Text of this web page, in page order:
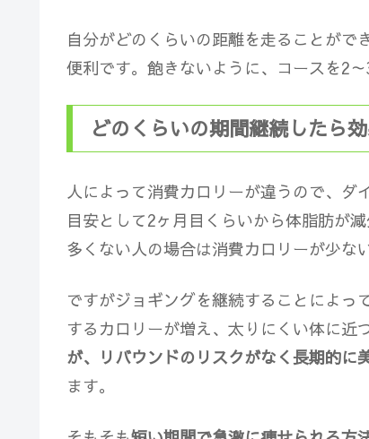
自分がどのくらいの距離を走ることがで
便利です。飽きないように、コースを2
どのくらいの期間継続したら
人によって消費カロリーが違うので、ダ
目安として2ヶ月目くらいから体脂肪が
多くない人の場合は消費カロリーが少な
ですがジョギングを継続することによっ
するカロリーが増え、太りにくい体に近
が、リバウンドのリスクがなく長期的に
ます。